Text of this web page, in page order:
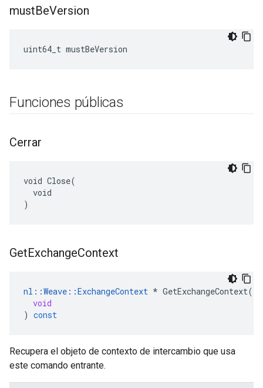
mustBeVersion
uint64_t mustBeVersion
Funciones públicas
Cerrar
void Close(
  void
)
GetExchangeContext
nl ::Weave ::ExchangeContext * GetExchangeContext(
void
) const
Recupera el objeto de contexto de intercambio que usa
este comando entrante.